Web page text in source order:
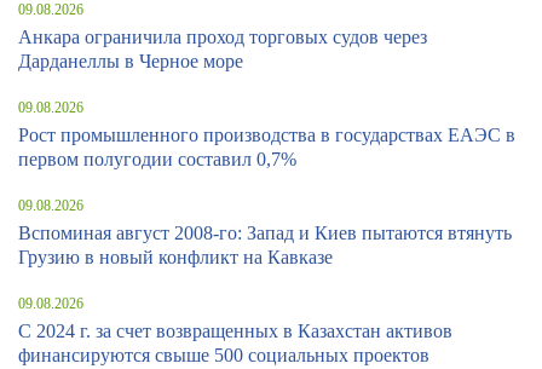
09.08.2026
Анкара ограничила проход торговых судов через
Дарданеллы в Черное море
09.08.2026
Рост промышленного производства в государствах ЕАЭС в
первом полугодии составил 0,7%
09.08.2026
Вспоминая август 2008-го: Запад и Киев пытаются втянуть
Грузию в новый конфликт на Кавказе
09.08.2026
С 2024 г. за счет возвращенных в Казахстан активов
финансируются свыше 500 социальных проектов